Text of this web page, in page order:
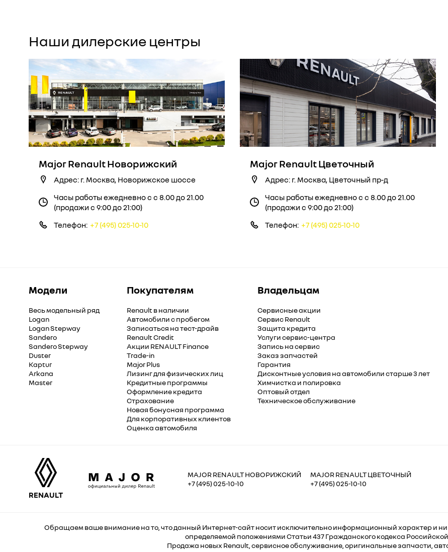
Наши дилерские центры
Major Renault Новорижский
Адрес: г. Москва, Новорижское шоссе
Часы работы ежедневно с с 8.00 до 21.00
(продажи с 9:00 до 21:00)
Телефон: +7 (495) 025-10-10
Major Renault Цветочный
Адрес: г. Москва, Цветочный пр-д
Часы работы ежедневно с с 8.00 до 21.00
(продажи с 9:00 до 21:00)
Телефон: +7 (495) 025-10-10
Модели
Весь модельный ряд
Logan
Logan Stepway
Sandero
Sandero Stepway
Duster
Kaptur
Arkana
Master
Покупателям
Renault в наличии
Автомобили с пробегом
Записаться на тест-драйв
Renault Credit
Акции RENAULT Finance
Trade-in
Major Plus
Лизинг для физических лиц
Кредитные программы
Оформление кредита
Страхование
Новая бонусная программа
Для корпоративных клиентов
Оценка автомобиля
Владельцам
Сервисные акции
Сервис Renault
Защита кредита
Услуги сервис-центра
Запись на сервис
Заказ запчастей
Гарантия
Дисконтные условия на автомобили старше 3 лет
Химчистка и полировка
Оптовый отдел
Техническое обслуживание
RENAULT
MAJOR RENAULT НОВОРИЖСКИЙ
+7 (495) 025-10-10
MAJOR RENAULT ЦВЕТОЧНЫЙ
+7 (495) 025-10-10
Обращаем ваше внимание на то, что данный Интернет-сайт носит исключительно информационный характер и ни
определяемой положениями Статьи 437 Гражданского кодекса
Продажа новых Renault, сервисное обслуживание, оригинальные запчасти,